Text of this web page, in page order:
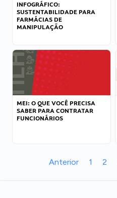
INFOGRÁFICO:
SUSTENTABILIDADE PARA
FARMÁCIAS DE
MANIPULAÇÃO
MEI: O QUE VOCÊ PRECISA
SABER PARA CONTRATAR
FUNCIONÁRIOS
Anterior 1 2